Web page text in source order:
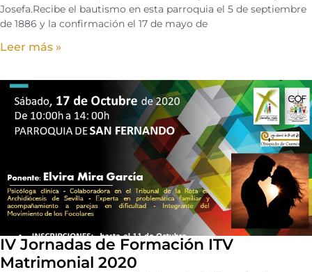
Josefa.Recibe el bautismo en esta parroquia el 5 de septiembre
de 1886 y la confirmación el 17 de mayo de
Leer más »
IV Jornadas de Formación ITV
Matrimonial 2020